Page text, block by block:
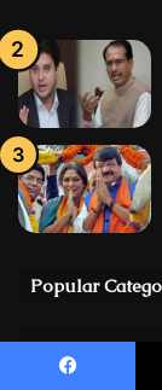
Popular
Breaking News